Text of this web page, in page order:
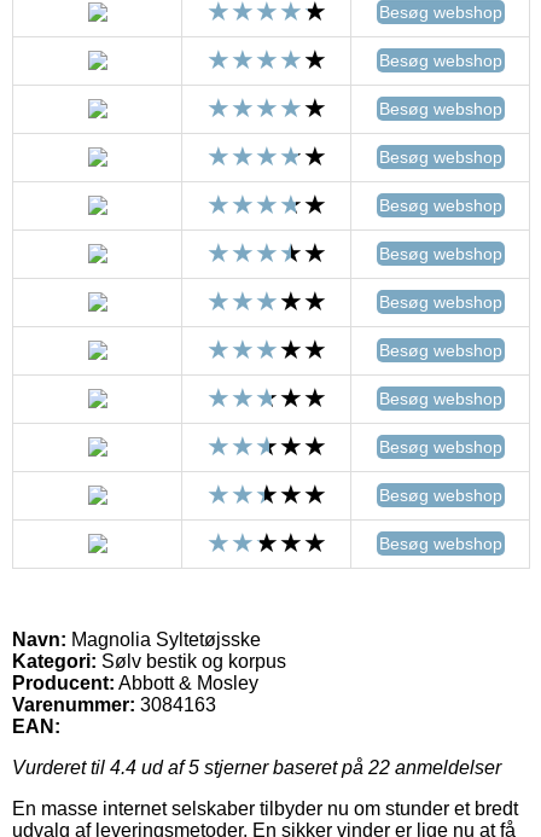
Besøg webshop
Besøg webshop
Besøg webshop
Besøg webshop
Besøg webshop
Besøg webshop
Besøg webshop
Besøg webshop
Besøg webshop
Besøg webshop
Besøg webshop
Besøg webshop
Navn: Magnolia Syltetøjsske
Kategori: Sølv bestik og korpus
Producent: Abbott & Mosley
Varenummer: 3084163
EAN:
Vurderet til 4.4 ud af 5 stjerner baseret på 22 anmeldelser
En masse internet selskaber tilbyder nu om stunder et bredt
udvalg af leveringsmetoder. En sikker vinder er lige nu at få